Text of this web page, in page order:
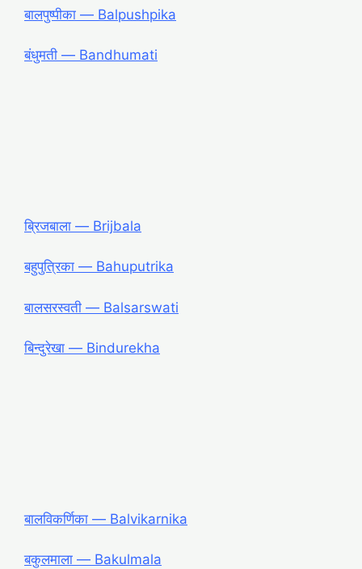
बालपुष्पीका ― Balpushpika
बंधुमती ― Bandhumati
ब्रिजबाला ― Brijbala
बहुपुत्रिका ― Bahuputrika
बालसरस्वती ― Balsarswati
बिन्दुरेखा ― Bindurekha
बालविकर्णिका ― Balvikarnika
बकुलमाला ― Bakulmala